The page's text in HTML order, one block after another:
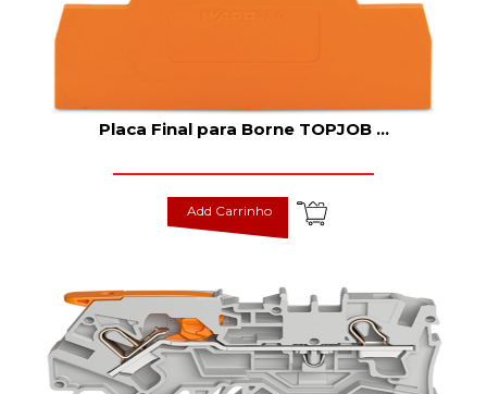
Placa Final para Borne TOPJOB ...
Add Carrinho